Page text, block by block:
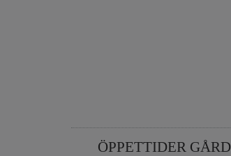
ÖPPETTIDER